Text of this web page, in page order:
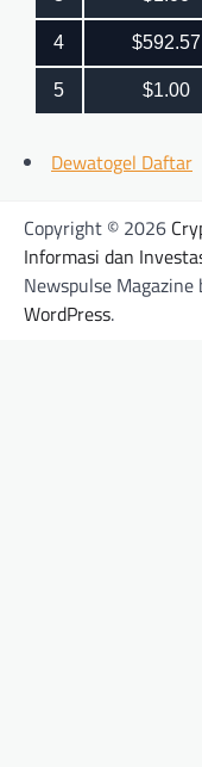
Dewatogel Daftar
Copyright © 2026
Informasi dan
Newspulse Magazine
WordPress.